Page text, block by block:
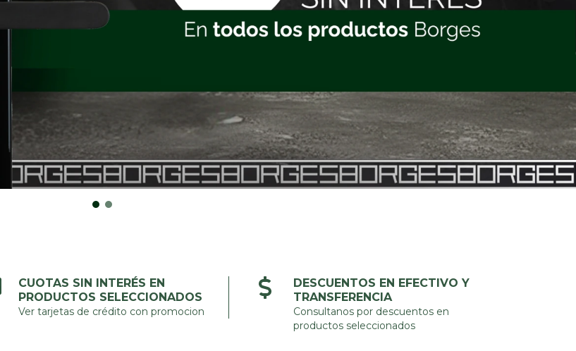
CUOTAS SIN INTERÉS EN
PRODUCTOS SELECCIONADOS
Ver tarjetas de crédito con promocion
DESCUENTOS EN EFECTIVO Y
TRANSFERENCIA
Consultanos por descuentos en
productos seleccionados